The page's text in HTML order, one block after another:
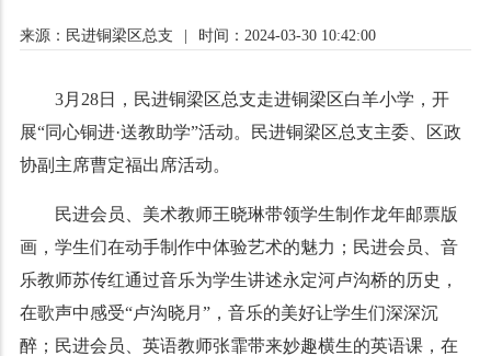
来源：民进铜梁区总支 时间：2024-03-30 10:42:00
3月 28日，民进铜梁区总支走进铜梁区白羊小学，开
展“同心铜进·送教助学”活动。民进铜梁区总支主委、
区政
协副主席曹定福出席活动。
民进会员、美术教师王晓琳带领学生制作龙年邮票版
画，学生们在动手制作中体验艺术的魅力；民进会员、音
乐教师苏传红通过音乐为学生讲述永定河卢沟桥的历史，
在歌声中感受“卢沟晓月”，音乐的美好让学生们深深沉
醉；民进会员、英语教师张霏带来妙趣横生的英语课，在